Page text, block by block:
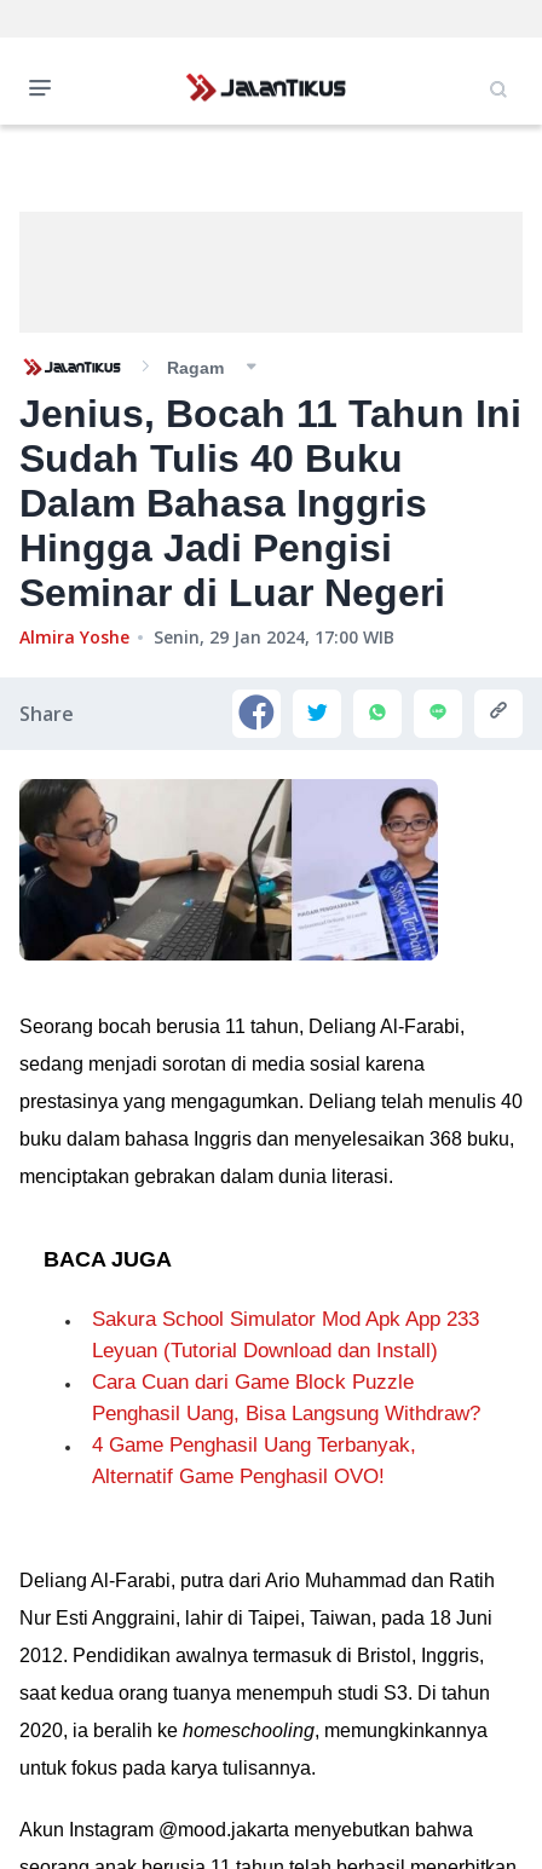
Ragam
Jenius, Bocah 11 Tahun Ini
Sudah Tulis 40 Buku
Dalam Bahasa Inggris
Hingga Jadi Pengisi
Seminar di Luar Negeri
Almira Yoshe Senin, 29 Jan 2024, 17:00 WIB
Share
Seorang bocah berusia 11 tahun, Deliang Al-Farabi,
sedang menjadi sorotan di media sosial karena
prestasinya yang mengagumkan. Deliang telah menulis 40
buku dalam bahasa Inggris dan menyelesaikan 368 buku,
menciptakan gebrakan dalam dunia literasi.
BACA JUGA
Sakura School Simulator Mod Apk App 233
Leyuan (Tutorial Download dan Install)
Cara Cuan dari Game Block Puzzle
Penghasil Uang, Bisa Langsung Withdraw?
4 Game Penghasil Uang Terbanyak,
Alternatif Game Penghasil OVO!
Deliang Al-Farabi, putra dari Ario Muhammad dan Ratih
Nur Esti Anggraini, lahir di Taipei, Taiwan, pada 18 Juni
2012. Pendidikan awalnya termasuk di Bristol, Inggris,
saat kedua orang tuanya menempuh studi S3. Di tahun
2020, ia beralih ke homeschooling, memungkinkannya
untuk fokus pada karya tulisannya.
Akun Instagram @mood.jakarta menyebutkan bahwa